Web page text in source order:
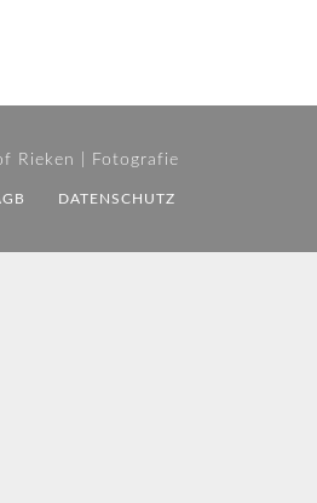
Rieken | Fotografie
DATENSCHUTZ